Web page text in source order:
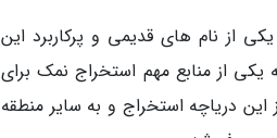
از نام های قدیمی و پرکاربرد این
یکی از منابع مهم استخراج نمک برای
این دریاچه استخراج و به سایر منطقه